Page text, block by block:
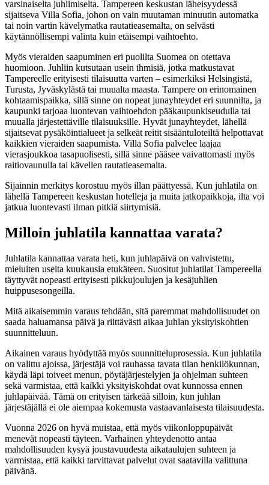
varsinaiselta juhlimiselta. Tampereen keskustan läheisyydessä
sijaitseva Villa Sofia, johon on vain muutaman minuutin automatka
tai noin vartin kävelymatka rautatieasemalta, on selvästi
käytännöllisempi valinta kuin etäisempi vaihtoehto.
Myös vieraiden saapuminen eri puolilta Suomea on otettava
huomioon. Juhliin kutsutaan usein ihmisiä, jotka matkustavat
Tampereelle erityisesti tilaisuutta varten – esimerkiksi Helsingistä,
Turusta, Jyväskylästä tai muualta maasta. Tampere on erinomainen
kohtaamispaikka, sillä sinne on nopeat junayhteydet eri suunnilta, ja
kaupunki tarjoaa luontevan vaihtoehdon pääkaupunkiseudulla tai
muualla järjestettäville tilaisuuksille. Hyvät junayhteydet, lähellä
sijaitsevat pysäköintialueet ja selkeät reitit sisääntuloteiltä helpottavat
kaikkien vieraiden saapumista. Villa Sofia palvelee laajaa
vierasjoukkoa tasapuolisesti, sillä sinne pääsee vaivattomasti myös
raitiovaunulla tai kävellen rautatieasemalta.
Sijainnin merkitys korostuu myös illan päättyessä. Kun juhlatila on
lähellä Tampereen keskustan hotelleja ja muita jatkopaikkoja, ilta voi
jatkua luontevasti ilman pitkiä siirtymisiä.
Milloin juhlatila kannattaa varata?
Juhlatila kannattaa varata heti, kun juhlapäivä on vahvistettu,
mieluiten useita kuukausia etukäteen. Suositut juhlatilat Tampereella
täyttyvät nopeasti erityisesti pikkujoulujen ja kesäjuhlien
huippusesongeilla.
Mitä aikaisemmin varaus tehdään, sitä paremmat mahdollisuudet on
saada haluamansa päivä ja riittävästi aikaa juhlan yksityiskohtien
suunnitteluun.
Aikainen varaus hyödyttää myös suunnitteluprosessia. Kun juhlatila
on valittu ajoissa, järjestäjä voi rauhassa tavata tilan henkilökunnan,
käydä läpi toiveet menun, pöytäjärjestelyjen ja ohjelman suhteen
sekä varmistaa, että kaikki yksityiskohdat ovat kunnossa ennen
juhlapäivää. Tämä on erityisen tärkeää silloin, kun juhlan
järjestäjällä ei ole aiempaa kokemusta vastaavanlaisesta tilaisuudesta.
Vuonna 2026 on hyvä muistaa, että myös viikonloppupäivät
menevät nopeasti täyteen. Varhainen yhteydenotto antaa
mahdollisuuden kysyä joustavuudesta aikataulujen suhteen ja
varmistaa, että kaikki tarvittavat palvelut ovat saatavilla valittuna
päivänä.